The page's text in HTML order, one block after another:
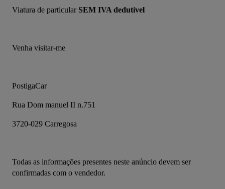
Viatura de particular SEM IVA dedutível
Venha visitar-me
PostigaCar
Rua Dom manuel II n.751
3720-029 Carregosa
Todas as informações presentes neste anúncio devem ser
confirmadas com o vendedor.